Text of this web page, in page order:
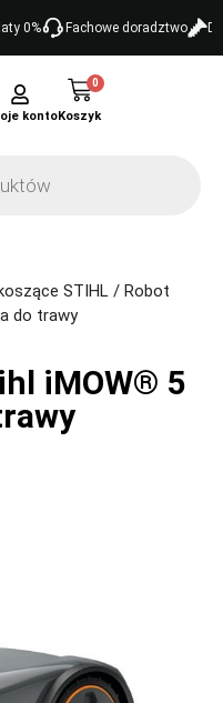
0% Fachowe doradztwo
konto
0
STIHL / Robot
do trawy
iMOW® 5